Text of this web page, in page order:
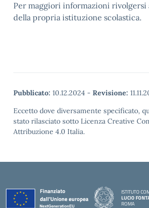
Per maggiori informazioni rivolgersi
della propria istituzione scolastica.
Pubblicato: 10.12.2024 - Revisione:
Eccetto dove diversamente specificato,
stato rilasciato sotto Licenza Creative
Attribuzione 4.0 Italia.
ISTITUTO
LUCIO
ROMA